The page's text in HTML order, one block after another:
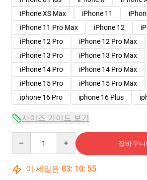
iPhone XS Max
iPhone 11
iPhone 11 Pro Max
iPhone 12
iPhone 12 Pro
iPhone 12 Pro Max
iPhone 13 Pro
iPhone 13 Pro Max
iPhone 14 Pro
iPhone 14 Pro Max
iPhone 15 Pro
iPhone 15 Pro Max
iphone 16 Pro
iphone 16 Plus
사이즈 가이드 보기
장바구
이 세일은 03: 10: 54